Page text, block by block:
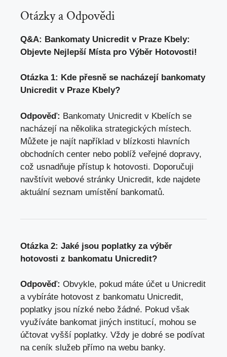
Otázky a Odpovědi
Q&A: Bankomaty Unicredit v Praze Kbely:
Objevte Nejlepší Místa pro Výběr Hotovosti!
Otázka 1: Kde přesně se nacházejí bankomaty
Unicredit v Praze Kbely?
Odpověď: Bankomaty Unicredit v Kbelích se
nacházejí na několika strategických místech.
Můžete je najít například v blízkosti hlavních
obchodních center nebo poblíž veřejné dopravy,
což usnadňuje přístup k hotovosti. Doporučuji
navštívit webové stránky Unicredit, kde najdete
aktuální seznam umístění bankomatů.
Otázka 2: Jaké jsou poplatky za výběr
hotovosti z bankomatu Unicredit?
Odpověď: Obvykle, pokud máte účet u Unicredit
a vybíráte hotovost z bankomatu Unicredit,
poplatky jsou nízké nebo žádné. Pokud však
využíváte bankomat jiných institucí, mohou se
účtovat vyšší poplatky. Vždy je dobré se podívat
na ceník služeb přímo na webu banky.